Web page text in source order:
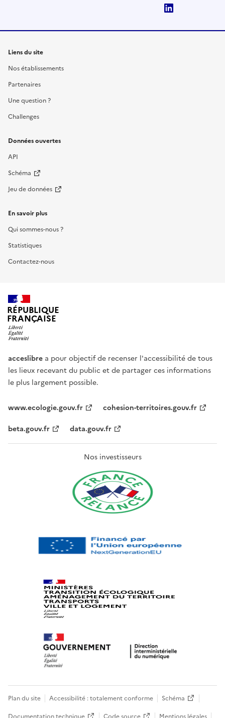
Liens du site
Nos établissements
Partenaires
Une question ?
Challenges
Données ouvertes
API
Schéma
Jeu de données
En savoir plus
Qui sommes-nous ?
Statistiques
Contactez-nous
RÉPUBLIQUE
FRANÇAISE
acceslibre a pour objectif de recenser l'accessibilité de tous
les lieux recevant du public et de partager ces informations
le plus largement possible.
www.ecologie.gouv.fr
cohesion-territoires.gouv.fr
beta.gouv.fr
data.gouv.fr
Nos investisseurs
Plan du site Accessibilité : totalement conforme
Schéma